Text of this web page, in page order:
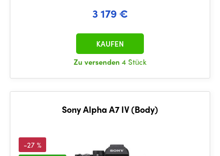
3 179 €
Zu versenden 4 Stück
KAUFEN
Sony Alpha A7 IV (Body)
-27 %